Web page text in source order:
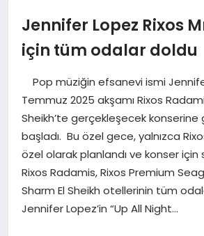
EĞITIM
EKONOMI
MAGAZIN
SAĞLIK
SIYASET
SPOR
Jennifer Lopez Rixos
için tüm odalar doldu
Pop müziğin efsanevi ismi
Temmuz 2025 akşamı Rixos
Sheikh’te gerçekleşecek konserine
başladı. Bu özel gece, yalnızca
özel olarak planlandı ve konser için
Rixos Radamis, Rixos Premium
Sharm El Sheikh otellerinin tüm
Jennifer Lopez’in “Up All Night…